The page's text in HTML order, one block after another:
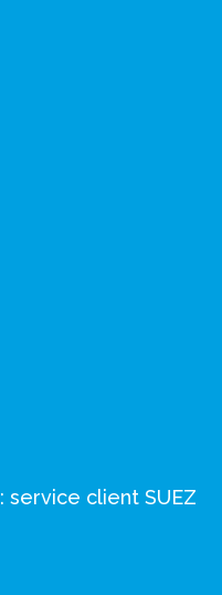
service client SUEZ